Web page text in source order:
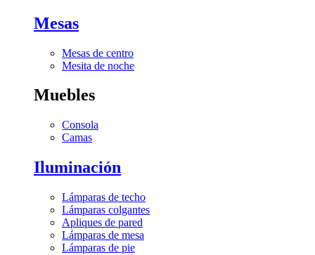
Mesas
Mesas de centro
Mesita de noche
Muebles
Consola
Camas
Iluminación
Lámparas de techo
Lámparas colgantes
Apliques de pared
Lámparas de mesa
Lámparas de pie